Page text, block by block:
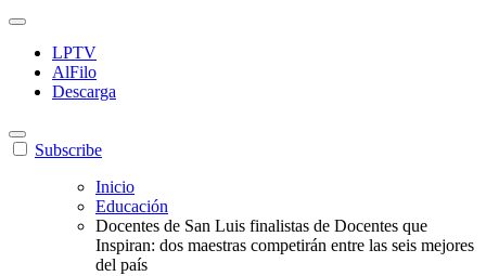
LPTV
AlFilo
Descarga
Subscribe
Inicio
Educación
Docentes de San Luis finalistas de Docentes que
Inspiran: dos maestras competirán entre las seis mejores
del país